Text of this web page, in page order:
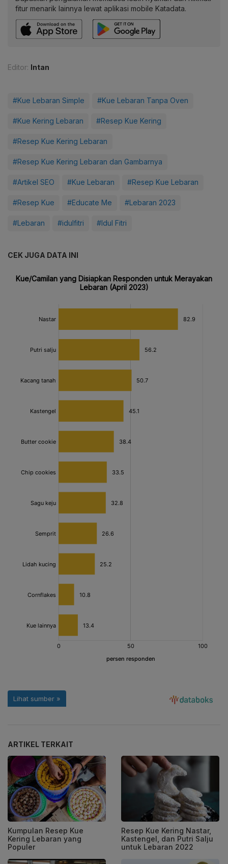
fitur menarik lainnya lewat aplikasi mobile Katadata.
Editor: Intan
#Kue Lebaran Simple #Kue Lebaran Tanpa Oven
#Kue Kering Lebaran #Resep Kue Kering
#Resep Kue Kering Lebaran
#Resep Kue Kering Lebaran dan Gambarnya
#Artikel SEO #Kue Lebaran #Resep Kue Lebaran
#Resep Kue #Educate Me #Lebaran 2023
#Lebaran #idulfitri #Idul Fitri
CEK JUGA DATA INI
ARTIKEL TERKAIT
Kumpulan Resep Kue
Kering Lebaran yang
Populer
Resep Kue Kering Nastar,
Kastengel, dan Putri Salju
untuk Lebaran 2022